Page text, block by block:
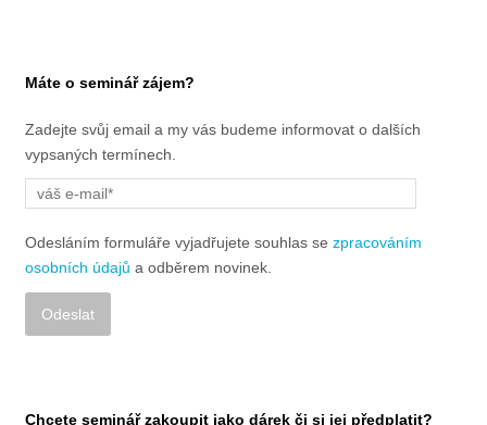
Máte o seminář zájem?
Zadejte svůj email a my vás budeme informovat o dalších
vypsaných termínech.
Odesláním formuláře vyjadřujete souhlas se zpracováním
osobních údajů a odběrem novinek.
Chcete seminář zakoupit jako dárek či si jej předplatit?